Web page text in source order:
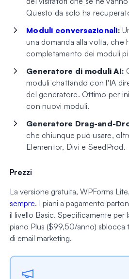
Questo da solo ha
Moduli conversazionali:
una domanda alla volta, che
completamento dei moduli
Generatore di moduli AI:
moduli chattando con l'IA
del generatore. Ottimo per
con nuovi moduli.
Generatore Drag-and-
che chiunque può usare,
Elementor, Divi e SeedProd.
Prezzi
La versione gratuita, WPForms
sempre. I piani a pagamento
il livello Basic. Specificamente per
piano Plus ($99,50/anno) sblocca
di email marketing.